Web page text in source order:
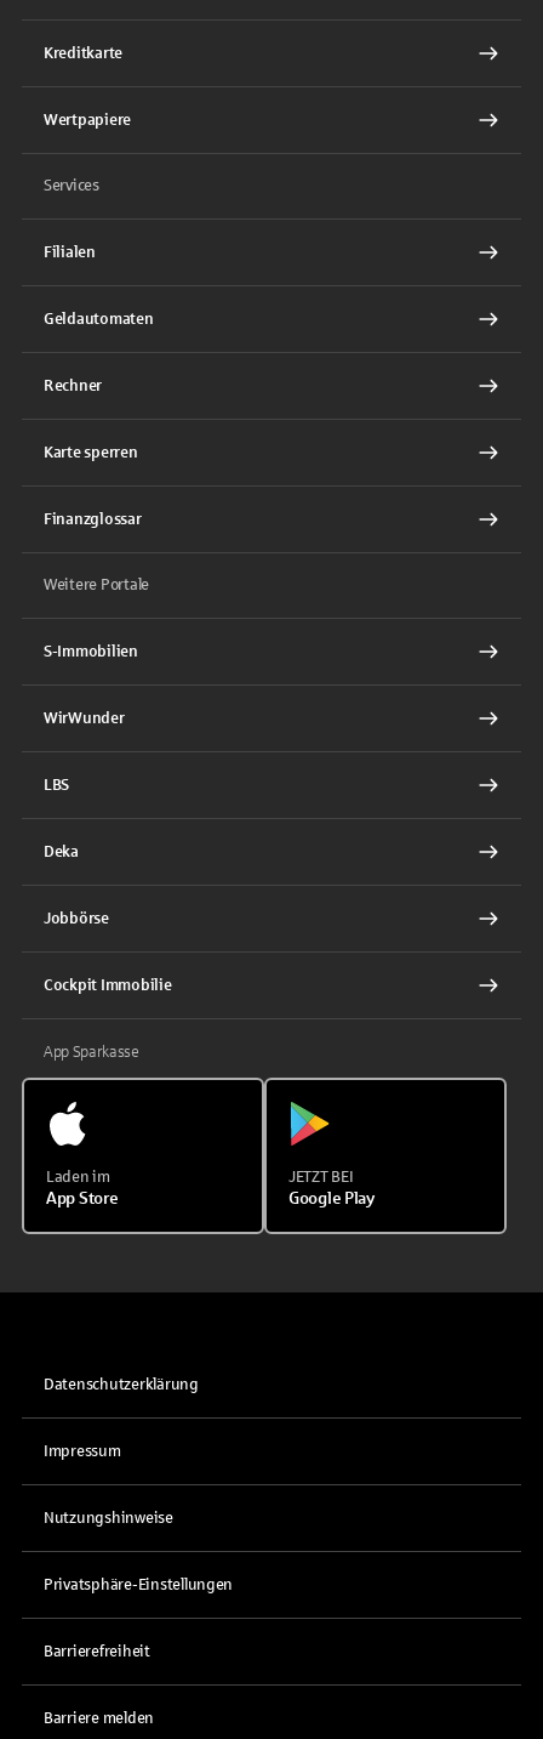
Kreditkarte
Wertpapiere
Services
Filialen
Geldautomaten
Rechner
Karte sperren
Finanzglossar
Weitere Portale
S-Immobilien
WirWunder
LBS
Deka
Jobbörse
Cockpit Immobilie
App Sparkasse
Laden im
App Store
JETZT BEI
Google Play
Datenschutzerklärung
Impressum
Nutzungshinweise
Privatsphäre-Einstellungen
Barrierefreiheit
Barriere melden